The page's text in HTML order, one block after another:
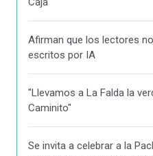
Afirman que los lectores
escritos por IA
"Llevamos a La Falda la
Caminito"
Se invita a celebrar a la